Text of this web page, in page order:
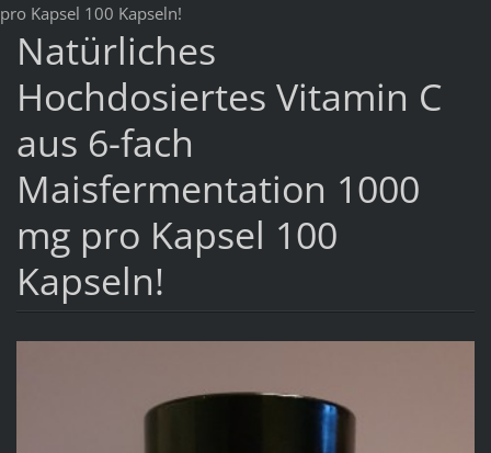
pro Kapsel 100 Kapseln!
Natürliches
Hochdosiertes Vitamin C
aus 6-fach
Maisfermentation 1000
mg pro Kapsel 100
Kapseln!